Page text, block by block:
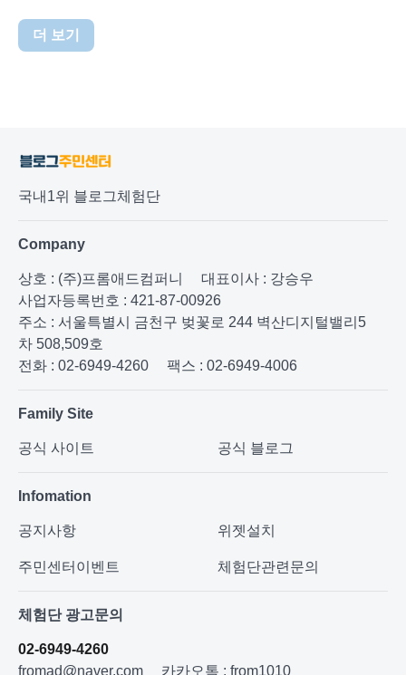
더 보기
국내1위 블로그체험단
Company
상호 : (주)프롬애드컴퍼니
대표이사 : 강승우
사업자등록번호 : 421-87-00926
주소 : 서울특별시 금천구 벚꽃로 244 벽산디지털밸리5
차 508,509호
전화 : 02-6949-4260
팩스 : 02-6949-4006
Family Site
공식 사이트 공식 블로그
Infomation
공지사항 위젯설치
주민센터이벤트 체험단관련문의
체험단 광고문의
02-6949-4260
fromad@naver.com
카카오톡 : from1010